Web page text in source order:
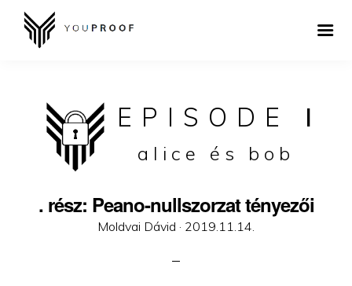
EPISODE I
alice és bob
. rész: Peano-nullszorzat tényezői
Moldvai Dávid · Posted
2019.11.14.